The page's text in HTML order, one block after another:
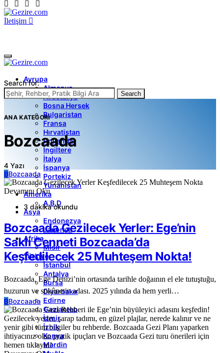
İletişim
Avrupa
Almanya
Avusturya
Bosna Hersek
Bulgaristan
Fransa
Hırvatistan
Hollanda
İngiltere
İtalya
İspanya
Portekiz
Yunanistan
Amerika
A.B.D
Asya
Endonezya
Japonya
Afrika
Mısır
Türkiye
İstanbul
Antalya
Bursa
Diyarbakır
Edirne
Gaziantep
İzmir
İznik
Konya
Mardin
Search for:
Search
ANA KATEGORI
Bozcaada
4 Yazı
BBozcaada
Devamını Oku
3 dakika okundu
Bozcaada Gezilecek Yerler: Ege’nin
Saklı Cenneti Bozcaada’da
Keşfedilecek 25 Muhteşem Nokta!
Bozcaada, Ege Denizi’nin ortasında tarihle doğaının el ele tutuştuğu,
huzurun ve sükûnetin adası. 2025 yılında da hem yerli…
BBozcaada